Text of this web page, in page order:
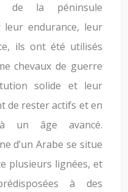
de la péninsule
leur endurance, leur
ils ont été utilisés
chevaux de guerre
solide et leur
de rester actifs et en
un âge avancé.
d’un Arabe se situe
plusieurs lignées, et
à des